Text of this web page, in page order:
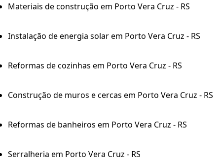
Materiais de construção em Porto Vera Cruz - RS
Instalação de energia solar em Porto Vera Cruz - RS
Reformas de cozinhas em Porto Vera Cruz - RS
Construção de muros e cercas em Porto Vera Cruz - RS
Reformas de banheiros em Porto Vera Cruz - RS
Serralheria em Porto Vera Cruz - RS